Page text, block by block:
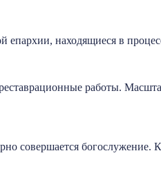
находящиеся в
работы.
совершается богослужение.